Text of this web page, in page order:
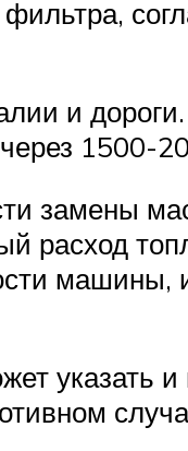
и
1500-
замены
расход
машины,
указать